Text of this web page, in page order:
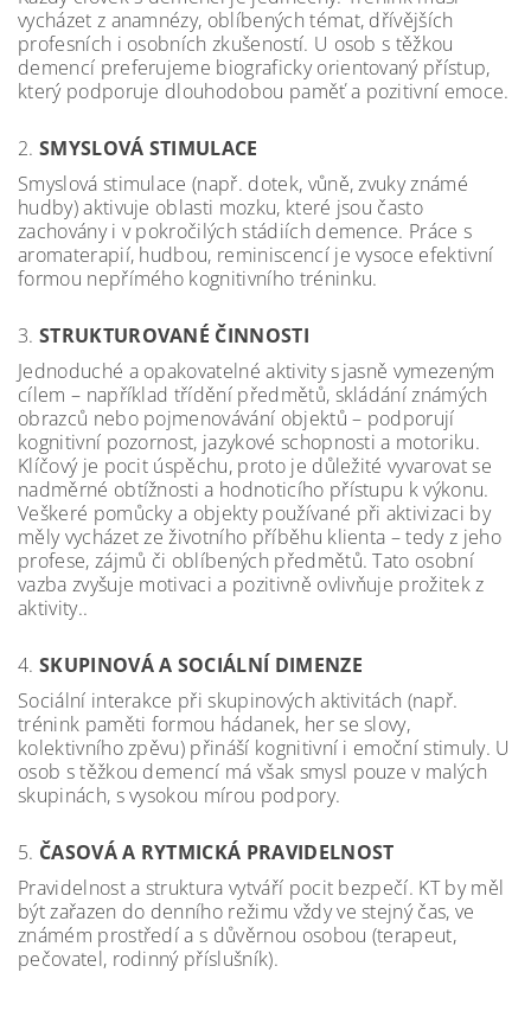
vycházet z anamnézy, oblíbených témat, dřívějších
profesních i osobních zkušeností. U osob s těžkou
demencí preferujeme biograficky orientovaný přístup,
který podporuje dlouhodobou paměť a pozitivní emoce.
2. SMYSLOVÁ STIMULACE
Smyslová stimulace (např. dotek, vůně, zvuky známé
hudby) aktivuje oblasti mozku, které jsou často
zachovány i v pokročilých stádiích demence. Práce s
aromaterapií, hudbou, reminiscencí je vysoce efektivní
formou nepřímého kognitivního tréninku.
3. STRUKTUROVANÉ ČINNOSTI
Jednoduché a opakovatelné aktivity s jasně vymezeným
cílem – například třídění předmětů, skládání známých
obrazců nebo pojmenovávání objektů – podporují
kognitivní pozornost, jazykové schopnosti a motoriku.
Klíčový je pocit úspěchu, proto je důležité vyvarovat se
nadměrné obtížnosti a hodnoticího přístupu k výkonu.
Veškeré pomůcky a objekty používané při aktivizaci by
měly vycházet ze životního příběhu klienta – tedy z jeho
profese, zájmů či oblíbených předmětů. Tato osobní
vazba zvyšuje motivaci a pozitivně ovlivňuje prožitek z
aktivity..
4. SKUPINOVÁ A SOCIÁLNÍ DIMENZE
Sociální interakce při skupinových aktivitách (např.
trénink paměti formou hádanek, her se slovy,
kolektivního zpěvu) přináší kognitivní i emoční stimuly. U
osob s těžkou demencí má však smysl pouze v malých
skupinách, s vysokou mírou podpory.
5. ČASOVÁ A RYTMICKÁ PRAVIDELNOST
Pravidelnost a struktura vytváří pocit bezpečí. KT by měl
být zařazen do denního režimu vždy ve stejný čas, ve
známém prostředí a s důvěrnou osobou (terapeut,
pečovatel, rodinný příslušník).